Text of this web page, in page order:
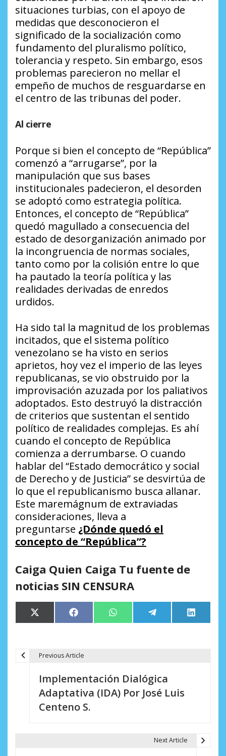
situaciones turbias, con el apoyo de
medidas que desconocieron el
significado de la socialización como
fundamento del pluralismo político,
tolerancia y respeto. Sin embargo, esos
problemas parecieron no mellar el
empeño de muchos de resguardarse en
el centro de las tribunas del poder.
Al cierre
Porque si bien el concepto de “República”
comenzó a “arrugarse”, por la
manipulación que sus bases
institucionales padecieron, el desorden
se adoptó como estrategia política.
Entonces, el concepto de “República”
quedó magullado a consecuencia del
estado de desorganización animado por
la incongruencia de normas sociales,
tanto como por la colisión entre lo que
ha pautado la teoría política y las
realidades derivadas de enredos
urdidos.
Ha sido tal la magnitud de los problemas
incitados, que el sistema político
venezolano se ha visto en serios
aprietos, hoy vez el imperio de las leyes
republicanas, se vio obstruido por la
improvisación azuzada por los paliativos
adoptados. Esto destruyó la distracción
de criterios que sustentan el sentido
político de realidades complejas. Es ahí
cuando el concepto de República
comienza a derrumbarse. O cuando
hablar del “Estado democrático y social
de Derecho y de Justicia” se desvirtúa de
lo que el republicanismo busca allanar.
Este maremágnum de extraviadas
consideraciones, lleva a
preguntarse ¿Dónde quedó el
concepto de “República”?
Caiga Quien Caiga Tu fuente de
noticias SIN CENSURA
Compartir
en
X
(Twitter)
Compartir
en
Facebook Compartir
en
WhatsApp Compartir
en
Telegram
en
LinkedIn
Previous Article
Implementación Dialógica
Adaptativa (IDA) Por José Luis
Centeno S.
Next Article